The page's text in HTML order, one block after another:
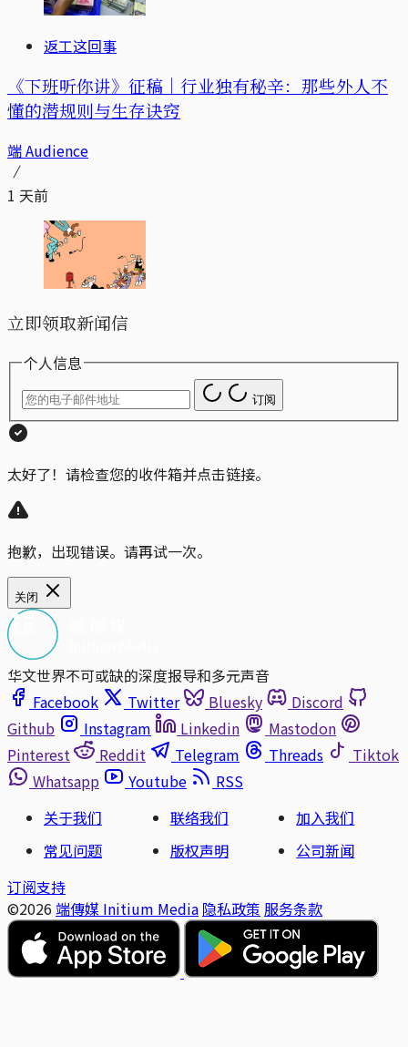
返工这回事
《下班听你讲》征稿｜行业独有秘辛：那些外人不
懂的潜规则与生存诀窍
端 Audience
1 天前
立即领取新闻信
个人信息
订阅
太好了！请检查您的收件箱并点击链接。
抱歉，出现错误。请再试一次。
关闭
华文世界不可或缺的深度报导和多元声音
Facebook
Twitter Bluesky
Discord
Github
Instagram Linkedin
Mastodon
Pinterest
Reddit Telegram Threads
Tiktok
Whatsapp
Youtube
RSS
关于我们
联络我们
加入我们
常见问题
版权声明
公司新闻
订阅支持
©2026 端傳媒 Initium Media 隐私政策 服务条款